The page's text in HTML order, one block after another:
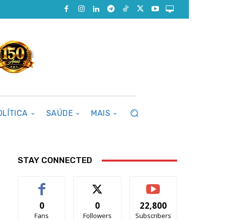
SAÚDE MAIS
STAY CONNECTED
0
Fans
0
Followers
22,800
Subscribers